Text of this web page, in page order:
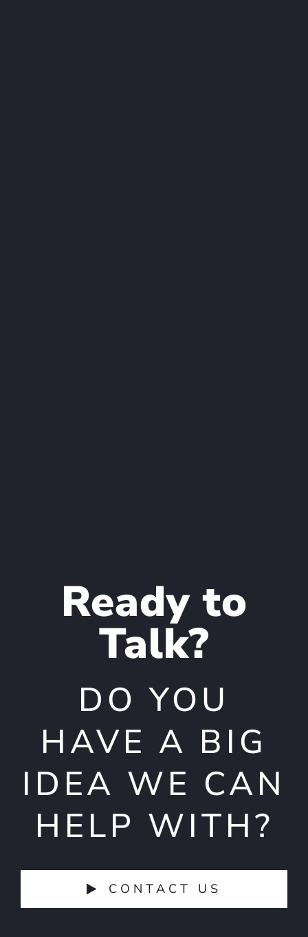
Ready to
Talk?
DO YOU
HAVE A BIG
IDEA WE CAN
HELP WITH?
CONTACT US